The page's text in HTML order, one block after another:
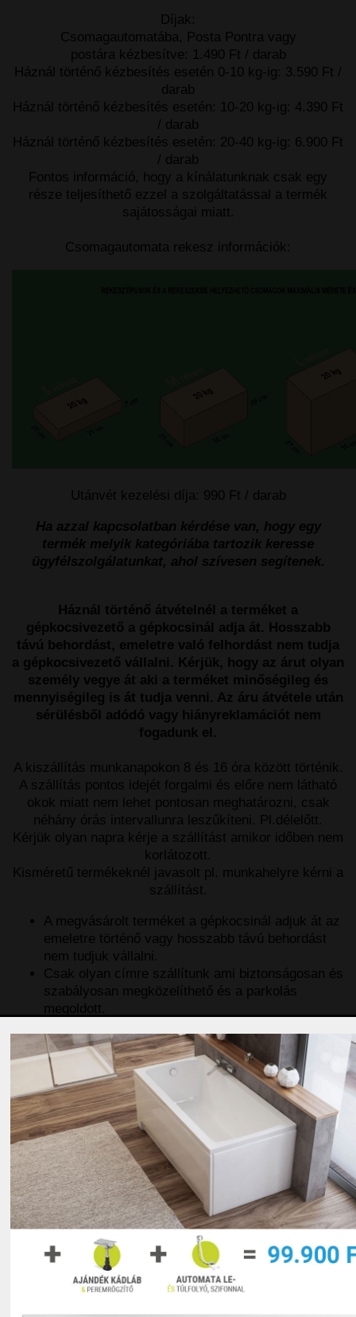
Díjak:
Csomagautomatába, Posta Pontra vagy
postára kézbesítve: 1.490 Ft / darab
Háznál történő kézbesítés esetén 0-10 kg-ig: 3.590 Ft /
darab
Háznál történő kézbesítés esetén: 10-20 kg-ig: 4.390 Ft
/ darab
Háznál történő kézbesítés esetén: 20-40 kg-ig: 6.900 Ft
/ darab
Fontos információ, hogy a kínálatunknak csak egy
része teljesíthető ezzel a szolgáltatással a termék
sajátosságai miatt.
Csomagautomata rekesz információk:
Utánvét kezelési díja: 990 Ft / darab
Ha azzal kapcsolatban kérdése van, hogy egy
termék melyik kategóriába tartozik keresse
ügyfélszolgálatunkat, ahol szívesen segítenek.
Háznál történő átvételnél a terméket a
gépkocsivezető a gépkocsinál adja át. Hosszabb
távú behordást, emeletre való felhordást nem tudja
a gépkocsivezető vállalni. Kérjük, hogy az árut olyan
személy vegye át aki a terméket minőségileg és
mennyiségileg is át tudja venni. Az áru átvétele után
sérülésből adódó vagy hiányreklamációt nem
fogadunk el.
A kiszállítás munkanapokon 8 és 16 óra között történik.
A szállítás pontos idejét forgalmi és előre nem látható
okok miatt nem lehet pontosan meghatározni, csak
néhány órás intervallunra leszűkíteni. Pl.délelőtt.
Kérjük olyan napra kérje a szállítást amikor időben nem
korlátozott.
Kisméretű termékeknél javasolt pl. munkahelyre kérni a
szállítást.
A megvásárolt terméket a gépkocsinál adjuk át az
emeletre történő vagy hosszabb távú behordást
nem tudjuk vállalni.
Csak olyan címre szállítunk ami biztonságosan és
szabályosan megközelíthető és a parkolás
megoldott.
alkalmas az áru mennyiségi és minőségi
átvételére egyaránt.
Sétáló utcába, forgalomtól elzárt területre, behajtási
engedélyhez kötött területre, parkoló nélküli
útszakaszra nem vállaljuk a szállítást!
Ha a kiszállításkor az áru átvételét a Megrendelő nem
tudja megoldani a fentiek szerint, akkor a termék
visszaszállításra kerül és az újboli kiszállítás csak
díjazás ellenében kérhető.
A házhozszállítást igény szerint a vásárló kérésére
biztosítjuk.
Kizárólag Magyarország területére vállaljuk a
kiszállítást!